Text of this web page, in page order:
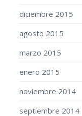
diciembre 2015
agosto 2015
marzo 2015
enero 2015
noviembre 2014
septiembre 2014